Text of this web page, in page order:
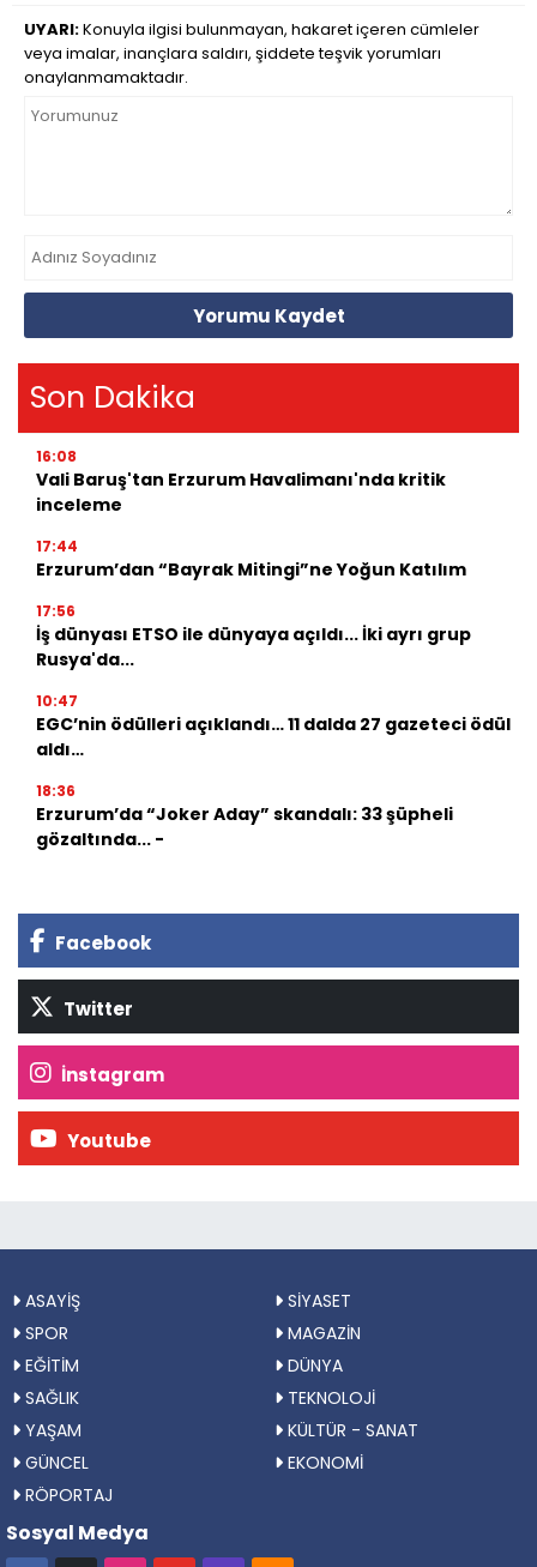
UYARI:Konuyla ilgisi bulunmayan, hakaret içeren cümleler
veya imalar, inançlara saldırı, şiddete teşvik yorumları
onaylanmamaktadır.
Yorumu Kaydet
Son Dakika
16:08
Vali Baruş'tan Erzurum Havalimanı'nda kritik
inceleme
17:44
Erzurum’dan “Bayrak Mitingi”ne Yoğun Katılım
17:56
İş dünyası ETSO ile dünyaya açıldı... İki ayrı grup
Rusya'da...
10:47
EGC’nin ödülleri açıklandı… 11 dalda 27 gazeteci ödül
aldı…
18:36
Erzurum’da “Joker Aday” skandalı: 33 şüpheli
gözaltında... -
Facebook
Twitter
İnstagram
Youtube
ASAYİŞ
SİYASET
SPOR
MAGAZİN
EĞİTİM
DÜNYA
SAĞLIK
TEKNOLOJİ
YAŞAM
KÜLTÜR - SANAT
GÜNCEL
EKONOMİ
RÖPORTAJ
Sosyal Medya